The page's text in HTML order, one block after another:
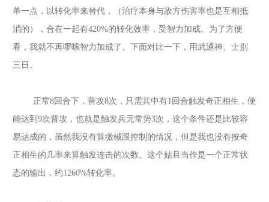
单一点，以转化率来替代，（治疗本身与敌方伤害率也是互相抵
消的），合在一起有420%的转化效率，受智力加成。为了方便
看，我就不再啰嗦智力加成了。下面对比一下，用武通神、士别
三日。
正常8回合下，普攻8次，只需其中有1回合触发奇正相生，便
能达到9次普攻，也就是触发兵无常势3次，这个条件还是比较容
易达成的，虽然我没有算缴械跟控制的情况，但是我也没有按奇
正相生的几率来算触发连击的次数。这个姑且当作是一个正常状
态的输出，约1260%转化率。